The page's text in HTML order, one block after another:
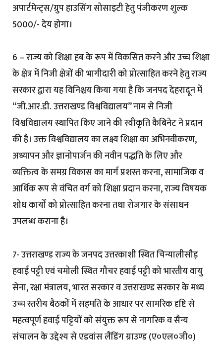
अपार्टमेन्ट्स/ग्रुप हाउसिंग सोसाइटी हेतु पंजीकरण शुल्क ₹
5000/- देय होगा।
6 – राज्य को शिक्षा हब के रूप में विकसित करने और उच्च शिक्षा
के क्षेत्र में निजी क्षेत्रों की भागीदारी को प्रोत्साहित करने हेतु राज्य
सरकार द्वारा यह विनिश्चय किया गया है कि जनपद देहरादून में
“जी.आर.डी. उत्तराखण्ड विश्वविद्यालय” नाम से निजी
विश्वविद्यालय स्थापित किए जाने की स्वीकृति कैबिनेट ने प्रदान
की है। उक्त विश्वविद्यालय का लक्ष्य शिक्षा का अभिनवीकरण,
अध्यापन और ज्ञानोपार्जन की नवीन पद्धति के लिए और
व्यक्तित्व के समग्र विकास का मार्ग प्रशस्त करना, सामाजिक व
आर्थिक रूप से वंचित वर्ग को शिक्षा प्रदान करना, राज्य विषयक
शोध कार्यों को प्रोत्साहित करना तथा रोजगार के संसाधन
उपलब्ध कराना है।
7- उत्तराखण्ड राज्य के जनपद उत्तरकाशी स्थित चिन्यालीसौड़
हवाई पट्टी एवं चमोली स्थित गौचर हवाई पट्टी को भारतीय वायु
सेना, रक्षा मंत्रालय, भारत सरकार व उत्तराखण्ड सरकार के मध्य
उच्च स्तरीय बैठकों में सहमति के आधार पर सामरिक दृष्टि से
महत्वपूर्ण हवाई पट्टियों को संयुक्त रूप से नागरिक व सैन्य
संचालन के उद्देश्य से एडवांस लैंडिंग ग्राउण्ड (ए०एल०जी०)